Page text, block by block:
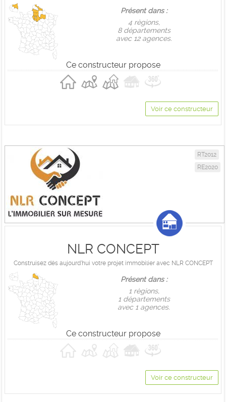
Présent dans :
4 règions,
8 départements
avec 12 agences.
Ce constructeur propose
Voir ce constructeur
RT2012
RE2020
NLR CONCEPT
Construisez dès aujourd'hui votre projet immobilier avec NLR CONCEPT
Présent dans :
1 règions,
1 départements
avec 1 agences.
Ce constructeur propose
Voir ce constructeur